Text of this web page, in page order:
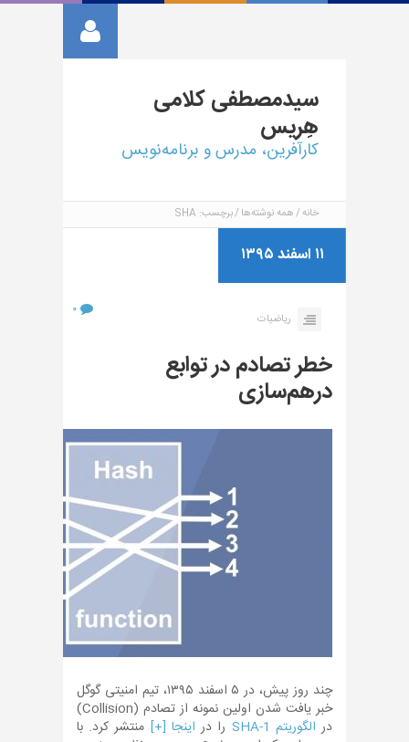
سیدمصطفیکلامی
هِریس
کارآفرین، مدرس و برنامه‌نویس
خانه همه نوشته‌ها برچسب: SHA
۱۱ اسفند ۱۳۹۵
ریاضیات
۰
خطر تصادم در توابع
درهم‌سازی
چند روز پیش، در ۵ اسفند ۱۳۹۵، تیم امنیتی گوگل
خبر یافت شدن اولین نمونه از تصادم (Collision)
در الگوریتم SHA-1 را در اینجا [+] منتشر کرد. با